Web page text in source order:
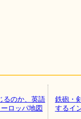
るのか、英語
ロッパ地図
鉄砲・
するイ